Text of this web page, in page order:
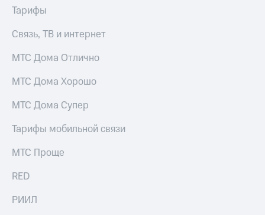
капитал
и
Рынок
Описание
Программа
Порядок
выкупа
Тарифы
Связь, ТВ и интернет
МТС Дома Отлично
МТС Дома Хорошо
МТС Дома Супер
Тарифы мобильной связи
МТС Проще
RED
РИИЛ